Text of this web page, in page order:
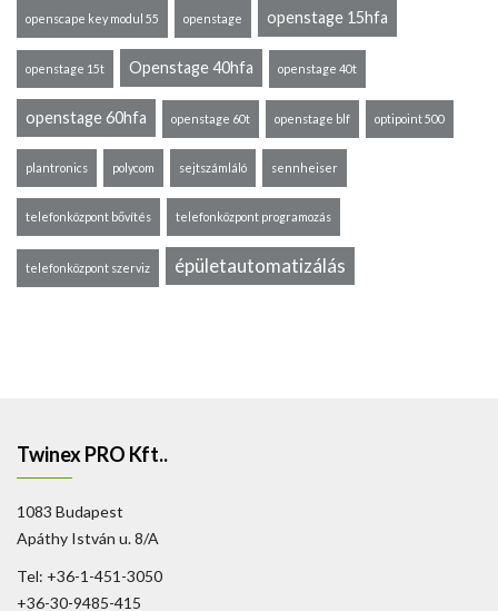
openscape key modul 55 openstage openstage 15hfa
openstage 15t Openstage 40hfa openstage 40t
openstage 60hfa openstage 60t openstage blf optipoint 500
plantronics polycom sejtszámláló sennheiser
telefonközpont bővítés telefonközpont programozás
telefonközpont szerviz épületautomatizálás
Twinex PRO Kft..
1083 Budapest
Apáthy István u. 8/A
Tel: +36-1-451-3050
+36-30-9485-415